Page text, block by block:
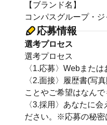
【ブランド名】
コンパスグループ・ジ
応募情報
選考プロセス
選考プロセス
〈1.応募〉Webまたは
〈2.面接〉履歴書(写
ことやご希望はなんで
〈3.採用〉あなたに
ださい。※応募の秘密